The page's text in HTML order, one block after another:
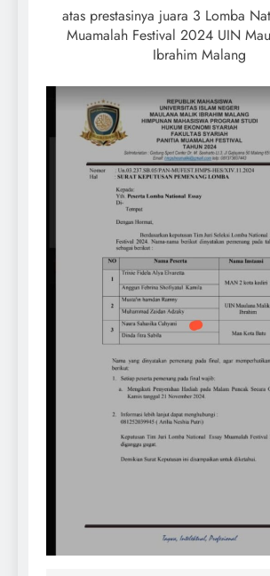
atas prestasinya juara 3 Lomba
Muamalah Festival 2024 UIN
Ibrahim Malang